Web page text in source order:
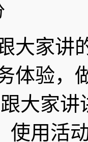
大家讲
体验，
大家讲
使用活